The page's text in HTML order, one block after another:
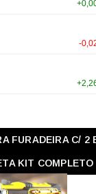
FURADEIRA C/ 2
KIT COMPLETO